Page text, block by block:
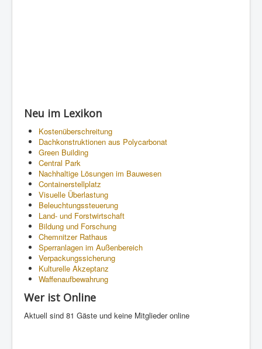
Neu im Lexikon
Kostenüberschreitung
Dachkonstruktionen aus Polycarbonat
Green Building
Central Park
Nachhaltige Lösungen im Bauwesen
Containerstellplatz
Visuelle Überlastung
Beleuchtungssteuerung
Land- und Forstwirtschaft
Bildung und Forschung
Chemnitzer Rathaus
Sperranlagen im Außenbereich
Verpackungssicherung
Kulturelle Akzeptanz
Waffenaufbewahrung
Wer ist Online
Aktuell sind 81 Gäste und keine Mitglieder online